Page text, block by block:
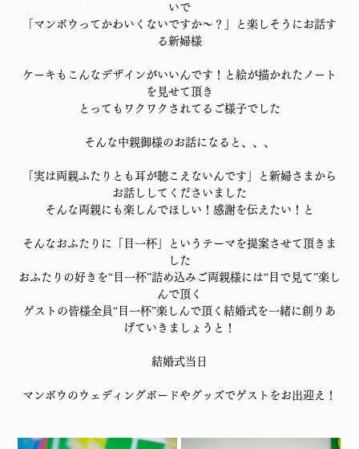
いで
「マンボウってかわいくないですか～？」と楽しそうにお話す
る新婦様
ケーキもこんなデザインがいいんです！と絵が描かれたノート
を見せて頂き
とってもワクワクされてるご様子でした
そんな中親御様のお話になると、、、
「実は両親ふたりとも耳が聴こえないんです」と新婦さまから
お話ししてくださいました
そんな両親にも楽しんでほしい！感謝を伝えたい！と
そんなおふたりに「目一杯」というテーマを提案させて頂きま
した
おふたりの好きを“目一杯”詰め込みご両親様には“目で見て”楽し
んで頂く
ゲストの皆様全員“目一杯”楽しんで頂く結婚式を一緒に創りあ
げていきましょうと！
結婚式当日
マンボウのウェディングボードやグッズでゲストをお出迎え！